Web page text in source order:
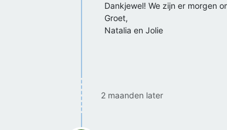
Dankjewel! We zijn er morgen
Groet,
Natalia en Jolie
2 maanden later